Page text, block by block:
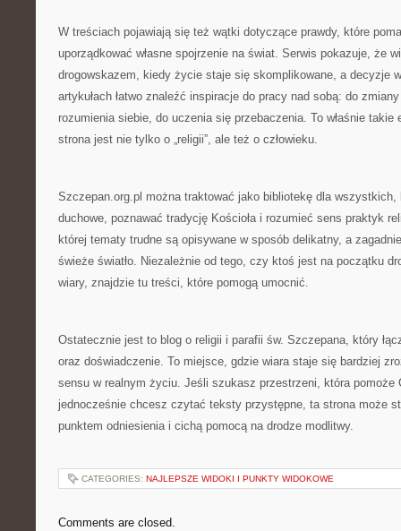
W treściach pojawiają się też wątki dotyczące prawdy, które
uporządkować własne spojrzenie na świat. Serwis pokazuje, że
drogowskazem, kiedy życie staje się skomplikowane, a decyzje
artykułach łatwo znaleźć inspiracje do pracy nad sobą: do
rozumienia siebie, do uczenia się przebaczenia. To właśnie takie
strona jest nie tylko o „religii”, ale też o człowieku.
Szczepan.org.pl można traktować jako bibliotekę dla wszystkich,
duchowe, poznawać tradycję Kościoła i rozumieć sens praktyk
której tematy trudne są opisywane w sposób delikatny, a
świeże światło. Niezależnie od tego, czy ktoś jest na początku
wiary, znajdzie tu treści, które pomogą umocnić.
Ostatecznie jest to blog o religii i parafii św. Szczepana, który
oraz doświadczenie. To miejsce, gdzie wiara staje się bardziej
sensu w realnym życiu. Jeśli szukasz przestrzeni, która pomoże
jednocześnie chcesz czytać teksty przystępne, ta strona może
punktem odniesienia i cichą pomocą na drodze modlitwy.
CATEGORIES: NAJLEPSZE WIDOKI I PUNKTY WIDOKOWE
Comments are closed.